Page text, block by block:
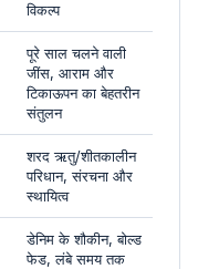
विकल्प
पूरे साल चलने वाली
जींस, आराम और
टिकाऊपन का बेहतरीन
संतुलन
शरद ऋतु/शीतकालीन
परिधान, संरचना और
स्थायित्व
डेनिम के शौकीन, बोल्ड
फेड, लंबे समय तक